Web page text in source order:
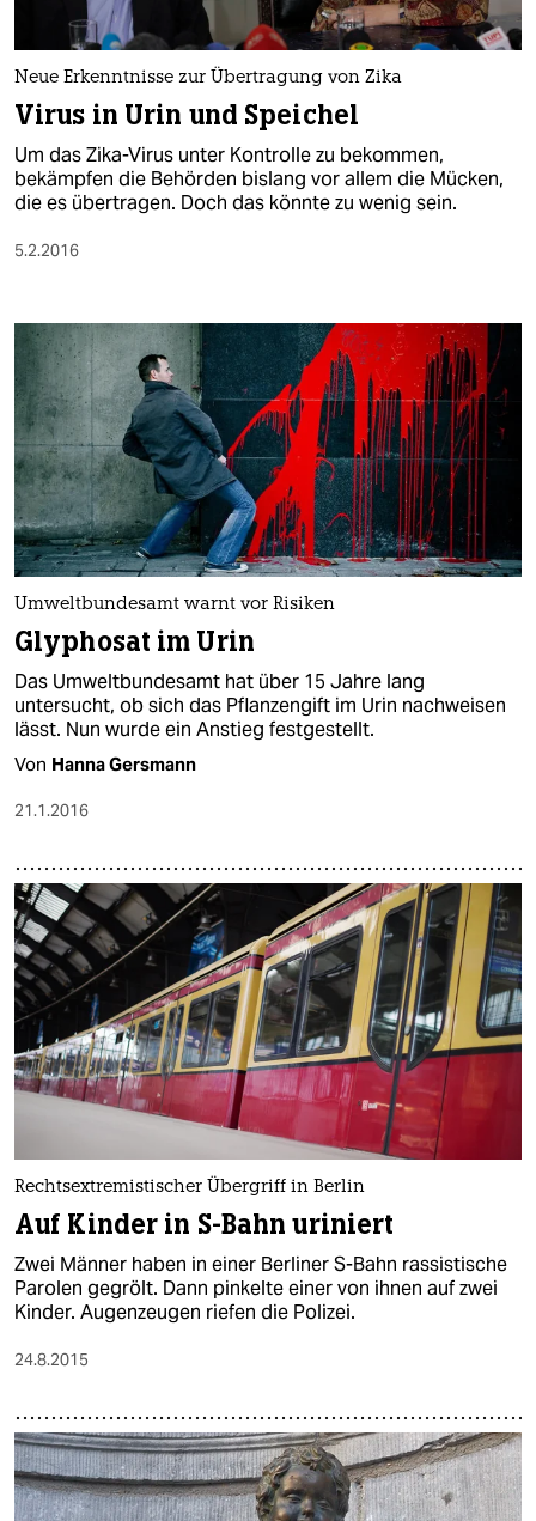
Neue Erkenntnisse zur Übertragung von Zika
Virus in Urin und Speichel
Um das Zika-Virus unter Kontrolle zu bekommen,
bekämpfen die Behörden bislang vor allem die Mücken,
die es übertragen. Doch das könnte zu wenig sein.
5.2.2016
Umweltbundesamt warnt vor Risiken
Glyphosat im Urin
Das Umweltbundesamt hat über 15 Jahre lang
untersucht, ob sich das Pflanzengift im Urin nachweisen
lässt. Nun wurde ein Anstieg festgestellt.
Von Hanna Gersmann
21.1.2016
Rechtsextremistischer Übergriff in Berlin
Auf Kinder in S-Bahn uriniert
Zwei Männer haben in einer Berliner S-Bahn rassistische
Parolen gegrölt. Dann pinkelte einer von ihnen auf zwei
Kinder. Augenzeugen riefen die Polizei.
24.8.2015